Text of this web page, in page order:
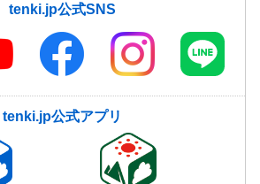
tenki.jp公式SNS
tenki.jp公式アプリ